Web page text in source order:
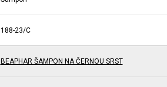
188-23/C
BEAPHAR ŠAMPON NA ČERNOU SRST